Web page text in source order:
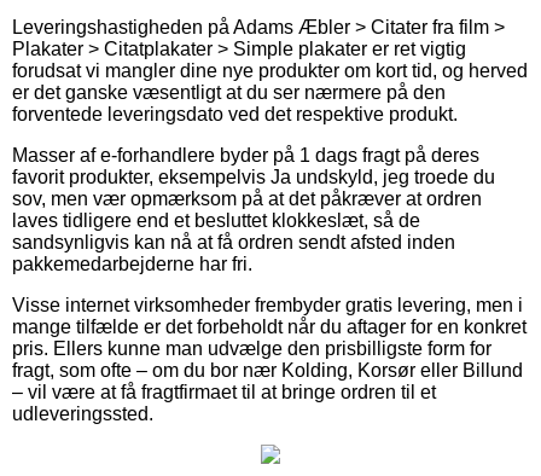
Leveringshastigheden på Adams Æbler > Citater fra film >
Plakater > Citatplakater > Simple plakater er ret vigtig
forudsat vi mangler dine nye produkter om kort tid, og herved
er det ganske væsentligt at du ser nærmere på den
forventede leveringsdato ved det respektive produkt.
Masser af e-forhandlere byder på 1 dags fragt på deres
favorit produkter, eksempelvis Ja undskyld, jeg troede du
sov, men vær opmærksom på at det påkræver at ordren
laves tidligere end et besluttet klokkeslæt, så de
sandsynligvis kan nå at få ordren sendt afsted inden
pakkemedarbejderne har fri.
Visse internet virksomheder frembyder gratis levering, men i
mange tilfælde er det forbeholdt når du aftager for en konkret
pris. Ellers kunne man udvælge den prisbilligste form for
fragt, som ofte – om du bor nær Kolding, Korsør eller Billund
– vil være at få fragtfirmaet til at bringe ordren til et
udleveringssted.